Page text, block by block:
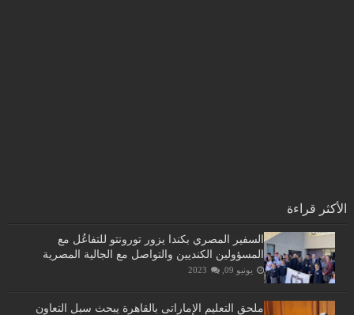
الأكثر قراءة
السفير المصري بكندا يزور تورونتو للتفاعُل مع
المسؤولين الكنديين والتواصل مع الجالية المصرية
يونيو 09, 2023
ملحق التعليم الإماراتى بالقاهرة يبحث سبل التعاون